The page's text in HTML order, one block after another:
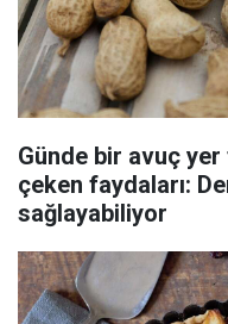
Günde bir avuç yer
çeken faydaları:
sağlayabiliyor